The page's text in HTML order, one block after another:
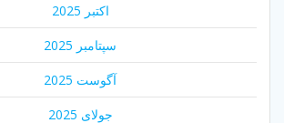
اکتبر 2025
سپتامبر 2025
آگوست 2025
جولای 2025